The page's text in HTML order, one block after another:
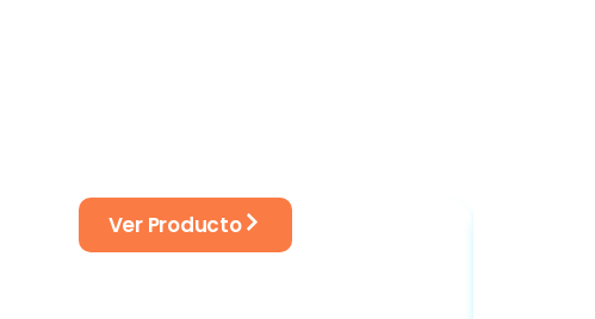
Ver Producto